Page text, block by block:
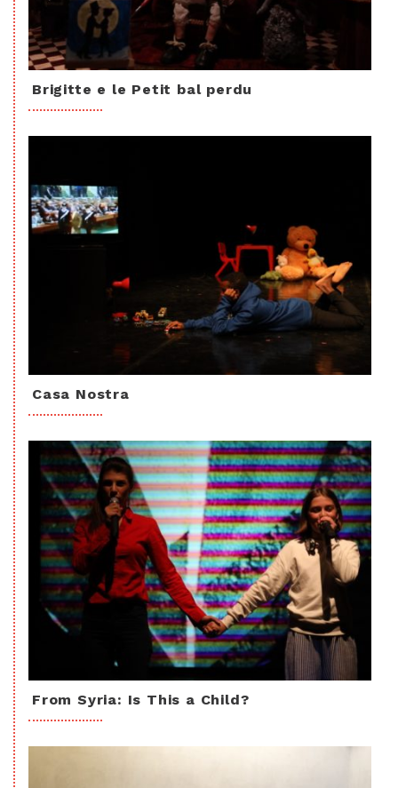
Brigitte e le Petit bal perdu
Casa Nostra
From Syria: Is This a Child?